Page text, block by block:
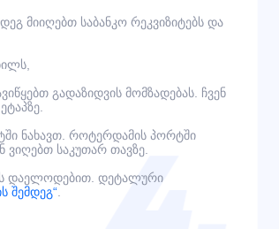
მიიღებთ საბანკო რეკვიზიტებს და
გადაზიდვის მომზადებას. ჩვენ
ნახავთ. როტერდამის პორტში
ვიღებთ საკუთარ თავზე.
დაელოდებით. დეტალური
შემდეგ“